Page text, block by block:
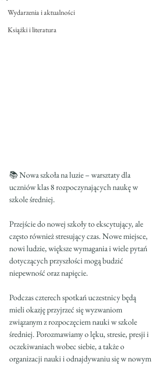
Wydarzenia i aktualności
Książki i literatura
📚 Nowa szkoła na luzie – warsztaty dla
uczniów klas 8 rozpoczynających naukę w
szkole średniej.
Przejście do nowej szkoły to ekscytujący, ale
często również stresujący czas. Nowe miejsce,
nowi ludzie, większe wymagania i wiele pytań
dotyczących przyszłości mogą budzić
niepewność oraz napięcie.
Podczas czterech spotkań uczestnicy będą
mieli okazję przyjrzeć się wyzwaniom
związanym z rozpoczęciem nauki w szkole
średniej. Porozmawiamy o lęku, stresie, presji i
oczekiwaniach wobec siebie, a także o
organizacji nauki i odnajdywaniu się w nowym